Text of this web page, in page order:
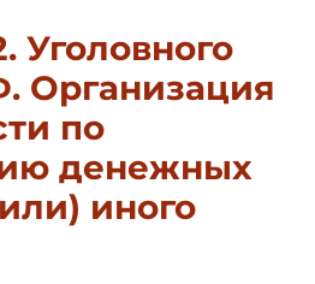
Уголовного
Организация
по
денежных
иного